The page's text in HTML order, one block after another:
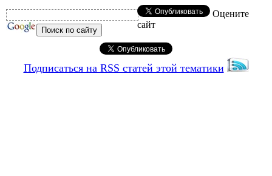
Оцените
сайт
Подписаться на RSS статей этой тематики